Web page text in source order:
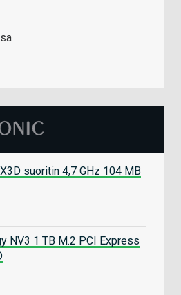
suoritin 4,7 GHz 104 MB
NV3 1 TB M.2 PCI Express